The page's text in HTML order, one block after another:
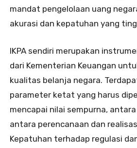
mandat pengelolaan uang
akurasi dan kepatuhan yang
IKPA sendiri merupakan
dari Kementerian Keuangan
kualitas belanja negara.
parameter ketat yang harus
mencapai nilai sempurna,
antara perencanaan dan
Kepatuhan terhadap regulasi